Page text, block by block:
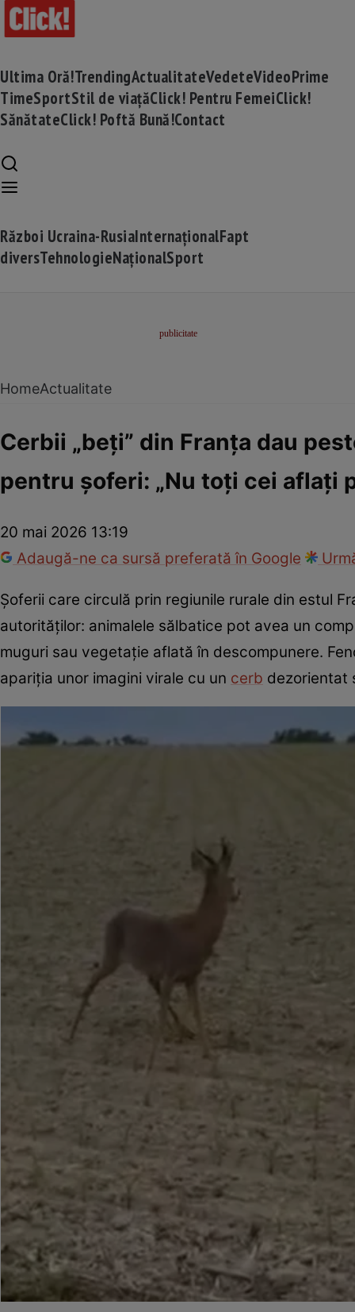
Ultima Oră!TrendingActualitateVedeteVideoPrime
TimeSportStil de viațăClick! Pentru FemeiClick!
SănătateClick! Poftă Bună!Contact
Război Ucraina-RusiaInternaționalFapt
diversTehnologieNaționalSport
HomeActualitate
Cerbii „beți” din Franța dau
pentru șoferi: „Nu toți cei aflați
20 mai 2026 13:19
Adaugă-ne ca sursă preferată în Google
Șoferii care circulă prin regiunile rurale din estul
autorităților: animalele sălbatice pot avea un
muguri sau vegetație aflată în descompunere.
apariția unor imagini virale cu un cerb dezorientat